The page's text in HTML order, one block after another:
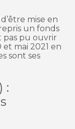
mise en
un fonds
pas pu ouvrir
mai 2021 en
sont ses
: